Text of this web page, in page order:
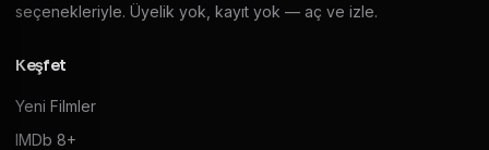
seçenekleriyle. Üyelik yok, kayıt yok — aç ve izle.
Keşfet
Yeni Filmler
IMDb 8+